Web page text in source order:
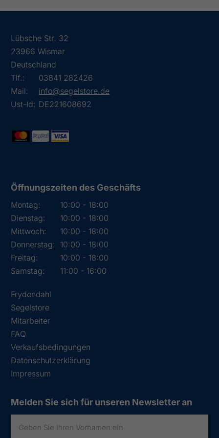
Lübsche Str. 32
23966 Wismar
Deutschland
Tlf.:
03841 282426
Mail:
info@segelstore.de
Ust-Id: DE221608692
Öffnungszeiten des Geschäfts
Montag:
10:00 - 18:00
Dienstag:
10:00 - 18:00
Mittwoch:
10:00 - 18:00
Donnerstag:
10:00 - 18:00
Freitag:
10:00 - 18:00
Samstag:
11:00 - 16:00
Frydendahl
Segelstore
Mitarbeiter
FAQ
Verkaufsbedingungen
Datenschutzerklärung
Impressum
Melden Sie sich für unseren Newsletter an